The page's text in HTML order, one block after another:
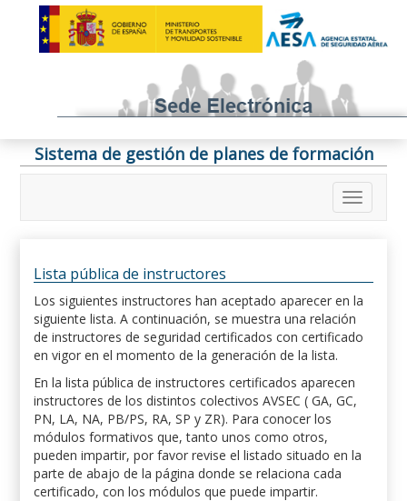
Sistema de gestión de planes de formación
Lista pública de instructores
Los siguientes instructores han aceptado aparecer en la
siguiente lista. A continuación, se muestra una relación
de instructores de seguridad certificados con certificado
en vigor en el momento de la generación de la lista.
En la lista pública de instructores certificados aparecen
instructores de los distintos colectivos AVSEC ( GA, GC,
PN, LA, NA, PB/PS, RA, SP y ZR). Para conocer los
módulos formativos que, tanto unos como otros,
pueden impartir, por favor revise el listado situado en la
parte de abajo de la página donde se relaciona cada
certificado, con los módulos que puede impartir.